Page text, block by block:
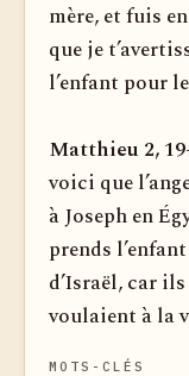
mère, et fuis
que je
l’enfant pour
Matthieu 2,
voici que
à Joseph en
prends
d’Israël, car
voulaient à la
MOTS-CLÉS